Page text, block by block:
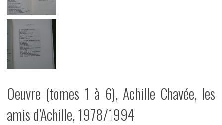
Oeuvre (tomes 1 à 6), Achille Chavée, les
amis d’Achille, 1978/1994